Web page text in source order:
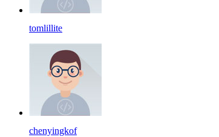
tomlillite
chenyingkof